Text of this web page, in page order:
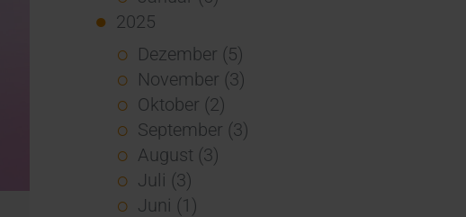
2025
Dezember (5)
November (3)
Oktober (2)
September (3)
August (3)
Juli (3)
Juni (1)